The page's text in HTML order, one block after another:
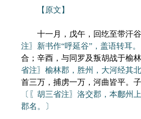
【原文】
十一月，戊午，回纥至带汗谷
注〗新书作“呼延谷”，盖语转耳。
合；辛酉，与同罗及叛胡战于榆林
省注〗榆林郡，胜州，大河经其北
首三万，捕虏一万，河曲皆平。子
〔〖胡三省注〗洛交郡，本鄜州
郡名。〕